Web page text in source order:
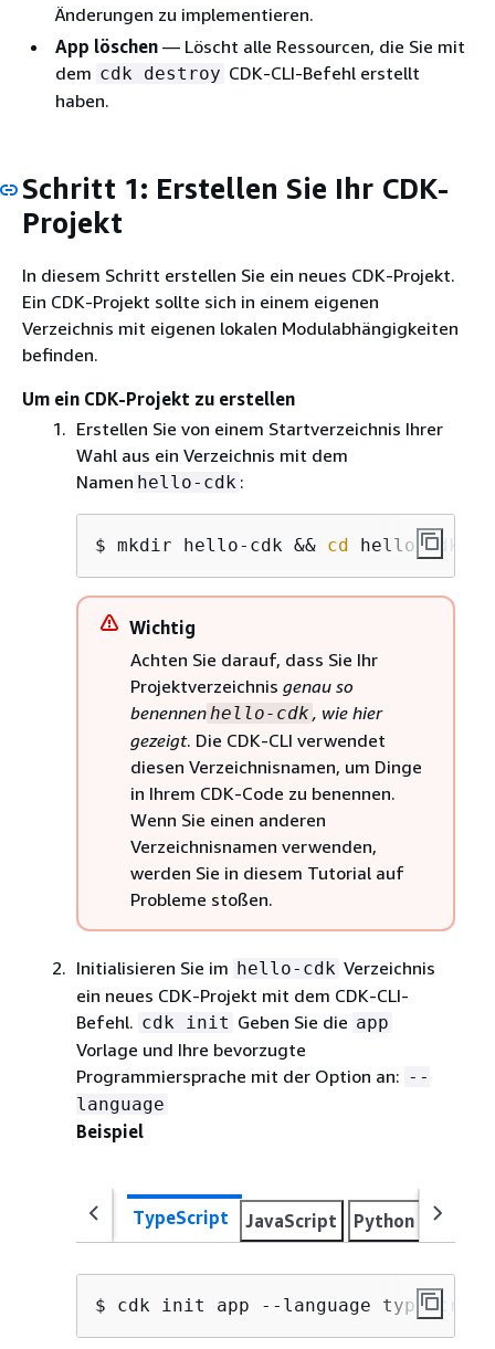
Änderungen zu implementieren.
App löschen — Löscht alle Ressourcen, die Sie mit
dem cdk destroy CDK-CLI-Befehl erstellt
haben.
Schritt 1: Erstellen Sie Ihr CDK-
Projekt
In diesem Schritt erstellen Sie ein neues CDK-Projekt.
Ein CDK-Projekt sollte sich in einem eigenen
Verzeichnis mit eigenen lokalen Modulabhängigkeiten
befinden.
Um ein CDK-Projekt zu erstellen
Erstellen Sie von einem Startverzeichnis Ihrer
Wahl aus ein Verzeichnis mit dem
Namen hello-cdk :
$ mkdir hello-cdk && cd hello-cdk
Wichtig
Achten Sie darauf, dass Sie Ihr
Projektverzeichnis genau so
benennen hello-cdk , wie hier
gezeigt. Die CDK-CLI verwendet
diesen Verzeichnisnamen, um Dinge
in Ihrem CDK-Code zu benennen.
Wenn Sie einen anderen
Verzeichnisnamen verwenden,
werden Sie in diesem Tutorial auf
Probleme stoßen.
Initialisieren Sie im hello-cdk Verzeichnis
ein neues CDK-Projekt mit dem CDK-CLI-
Befehl. cdk init Geben Sie die app
Vorlage und Ihre bevorzugte
Programmiersprache mit der Option an: --
language
Beispiel
TypeScript JavaScript Python Java
$ cdk init app --language typescript